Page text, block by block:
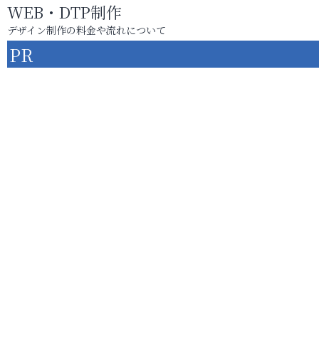
WEB・DTP制作
デザイン制作の料金や流れについて
PR